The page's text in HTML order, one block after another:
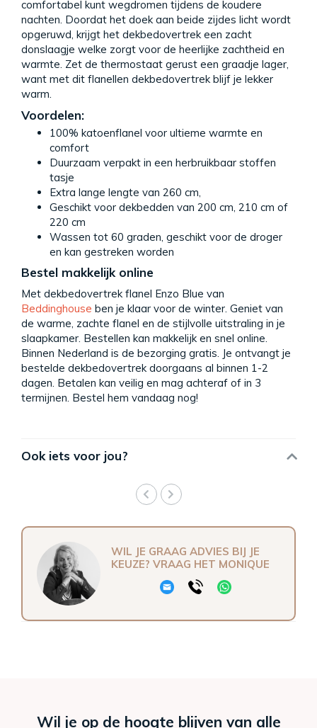
comfortabel kunt wegdromen tijdens de koudere
nachten. Doordat het doek aan beide zijdes licht wordt
opgeruwd, krijgt het dekbedovertrek een zacht
donslaagje welke zorgt voor de heerlijke zachtheid en
warmte. Zet de thermostaat gerust een graadje lager,
want met dit flanellen dekbedovertrek blijf je lekker
warm.
Voordelen:
100% katoenflanel voor ultieme warmte en
comfort
Duurzaam verpakt in een herbruikbaar stoffen
tasje
Extra lange lengte van 260 cm,
Geschikt voor dekbedden van 200 cm, 210 cm of
220 cm
Wassen tot 60 graden, geschikt voor de droger
en kan gestreken worden
Bestel makkelijk online
Met dekbedovertrek flanel Enzo Blue van
Beddinghouse ben je klaar voor de winter. Geniet van
de warme, zachte flanel en de stijlvolle uitstraling in je
slaapkamer. Bestellen kan makkelijk en snel online.
Binnen Nederland is de bezorging gratis. Je ontvangt je
bestelde dekbedovertrek doorgaans al binnen 1-2
dagen. Betalen kan veilig en mag achteraf of in 3
termijnen. Bestel hem vandaag nog!
Ook iets voor jou?
WIL JE GRAAG ADVIES BIJ JE
KEUZE? VRAAG HET MONIQUE
Wil je op de hoogte blijven van alle